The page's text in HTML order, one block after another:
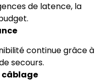
de latence, la
continue grâce à
secours.
câblage